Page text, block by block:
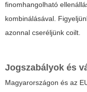
finomhangolható
kombinálásával.
azonnal cseréljünk coilt.
Jogszabályok és
Magyarországon és az